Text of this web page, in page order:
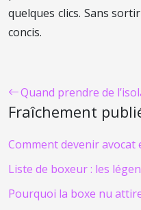
quelques clics. Sans
concis.
Quand prendre de
Fraîchement
Comment devenir avocat
Liste de boxeur : les
Pourquoi la boxe nu